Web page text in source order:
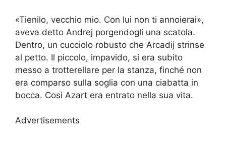
«Tienilo, vecchio mio. Con lui non ti annoierai»,
aveva detto Andrej porgendogli una scatola.
Dentro, un cucciolo robusto che Arcadij strinse
al petto. Il piccolo, impavido, si era subito
messo a trotterellare per la stanza, finché non
era comparso sulla soglia con una ciabatta in
bocca. Così Azart era entrato nella sua vita.
Advertisements